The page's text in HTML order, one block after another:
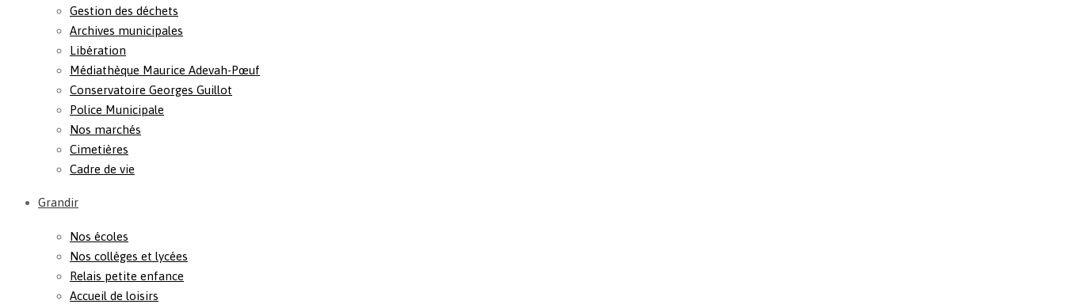
Gestion des déchets
Archives municipales
Libération
Médiathèque Maurice Adevah-Pœuf
Conservatoire Georges Guillot
Police Municipale
Nos marchés
Cimetières
Cadre de vie
Grandir
Nos écoles
Nos collèges et lycées
Relais petite enfance
Accueil de loisirs